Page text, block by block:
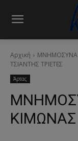
Αρχική ΜΝΗΜΟΣΥΝΑ
ΤΣΙΑΝΤΗΣ ΤΡΙΕΤΕΣ
Άρτας
ΚΙΜΩΝΑΣ